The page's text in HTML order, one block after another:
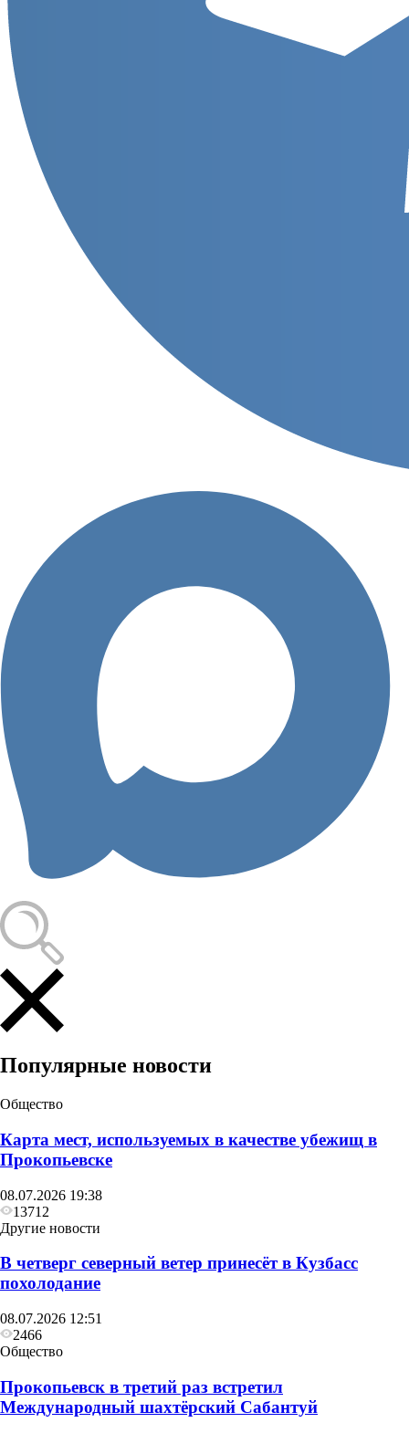
Общество
Популярные новости
Общество
Карта мест, используемых в качестве убежищ в
Прокопьевске
08.07.2026 19:38
13712
Другие новости
В четверг северный ветер принесёт в Кузбасс
похолодание
08.07.2026 12:51
2466
Общество
Прокопьевск в третий раз встретил
Международный шахтёрский Сабантуй